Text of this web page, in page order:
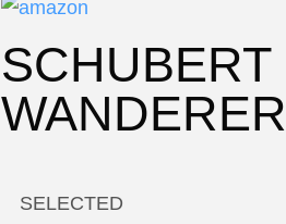
SCHUBERT
WANDERER
SELECTED